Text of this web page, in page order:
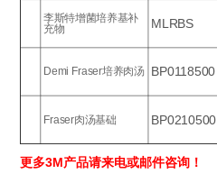
李斯特增菌培养基补
充物 MLRBS
Demi Fraser培养肉汤 BP0118500
Fraser肉汤基础 BP0210500
更多3M产品请来电或邮件咨询！